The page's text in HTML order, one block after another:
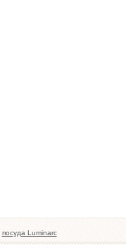
посуда Luminarc